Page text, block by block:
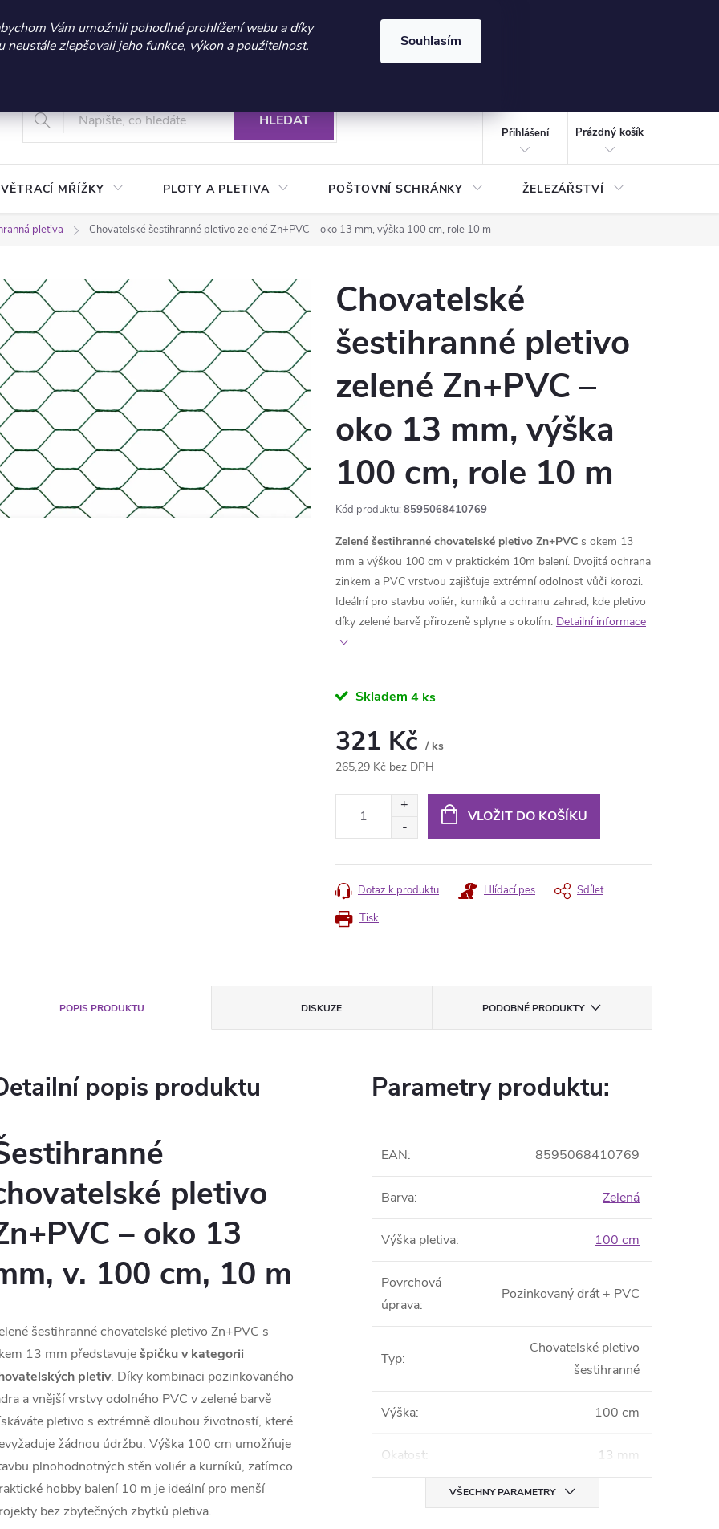
sleva 300 Kč při nákupu nad 3.000 Kč | Platnost do 21.9.2026 ⏰ | Kód: LÉTO2026
Vám umožnili pohodlné prohlížení webu a díky
neustále zlepšovali jeho funkce, výkon a použitelnost.
Souhlasím
+420 604 269 200
Vrácení a reklamace zboží Podmínky ochrany osobních údajů
HLEDAT
Přihlášení
KOŠÍK
Prázdný košík
VĚTRACÍ MŘÍŽKY PLOTY A PLETIVA POŠTOVNÍ SCHRÁNKY ŽELEZÁŘSTVÍ
pletiva Chovatelské šestihranné pletivo zelené Zn+PVC – oko 13 mm, výška 100 cm, role 10 m
Chovatelské
šestihranné pletivo
zelené Zn+PVC –
oko 13 mm, výška
100 cm, role 10 m
Kód produktu: 8595068410769
Zelené šestihranné chovatelské pletivo Zn+PVC s okem 13
mm a výškou 100 cm v praktickém 10m balení. Dvojitá ochrana
zinkem a PVC vrstvou zajišťuje extrémní odolnost vůči korozi.
Ideální pro stavbu voliér, kurníků a ochranu zahrad, kde pletivo
díky zelené barvě přirozeně splyne s okolím. Detailní informace
Skladem 4 ks
321 Kč / ks
265,29 Kč bez DPH
VLOŽIT DO KOŠÍKU
Tisk
Dotaz k produktu Hlídací pes Sdílet
POPIS PRODUKTU DISKUZE PODOBNÉ PRODUKTY
popis produktu
pletivo
– oko 13
v. 100 cm, 10 m
šestihranné chovatelské pletivo Zn+PVC s
13 mm představuješpičku v kategorii
pletiv. Díky kombinaci pozinkovaného
a vnější vrstvy odolného PVC v zelené barvě
pletivo s extrémně dlouhou životností, které
žádnou údržbu. Výška 100 cm umožňuje
plnohodnotných stěn voliér a kurníků, zatímco
hobby balení 10 m je ideální pro menší
bez zbytečných zbytků pletiva.
Parametry produktu:
EAN: 8595068410769
Barva: Zelená
Výška pletiva: 100 cm
Povrchová
úprava:
Pozinkovaný drát + PVC
Typ:
Chovatelské pletivo
šestihranné
Výška: 100 cm
Okatost: 13 mm
VŠECHNY PARAMETRY